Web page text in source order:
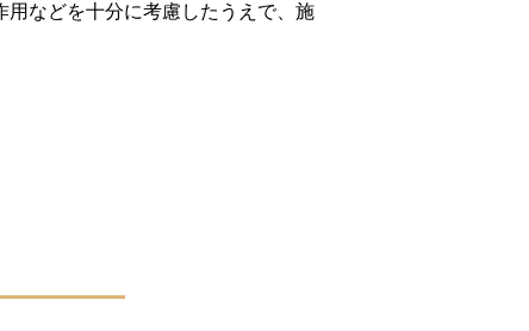
などを十分に考慮したうえで、施